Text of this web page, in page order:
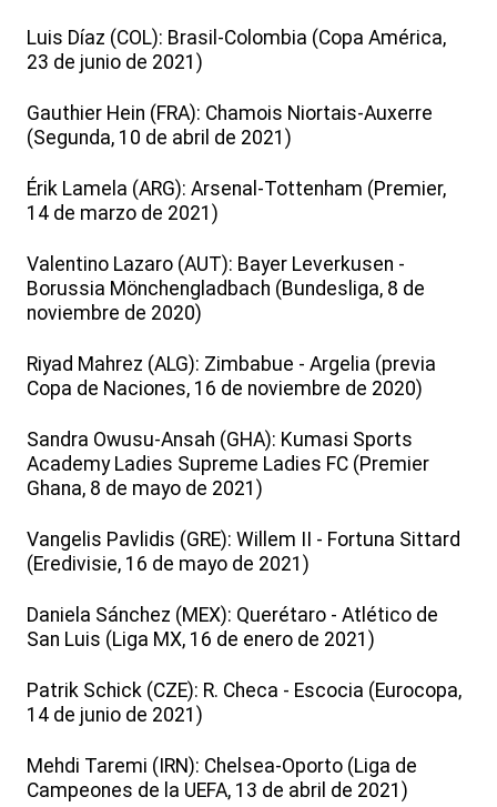
Luis Díaz (COL): Brasil-Colombia (Copa América,
23 de junio de 2021)
Gauthier Hein (FRA): Chamois Niortais-Auxerre
(Segunda, 10 de abril de 2021)
Érik Lamela (ARG): Arsenal-Tottenham (Premier,
14 de marzo de 2021)
Valentino Lazaro (AUT): Bayer Leverkusen -
Borussia Mönchengladbach (Bundesliga, 8 de
noviembre de 2020)
Riyad Mahrez (ALG): Zimbabue - Argelia (previa
Copa de Naciones, 16 de noviembre de 2020)
Sandra Owusu-Ansah (GHA): Kumasi Sports
Academy Ladies Supreme Ladies FC (Premier
Ghana, 8 de mayo de 2021)
Vangelis Pavlidis (GRE): Willem II - Fortuna Sittard
(Eredivisie, 16 de mayo de 2021)
Daniela Sánchez (MEX): Querétaro - Atlético de
San Luis (Liga MX, 16 de enero de 2021)
Patrik Schick (CZE): R. Checa - Escocia (Eurocopa,
14 de junio de 2021)
Mehdi Taremi (IRN): Chelsea-Oporto (Liga de
Campeones de la UEFA, 13 de abril de 2021)